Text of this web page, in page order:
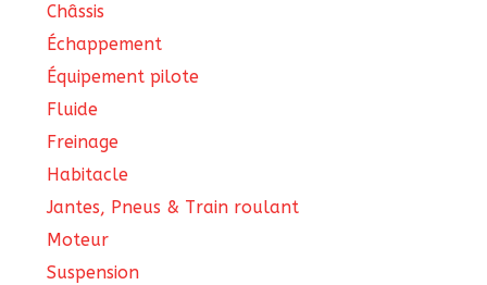
Châssis
Échappement
Équipement pilote
Fluide
Freinage
Habitacle
Jantes, Pneus & Train roulant
Moteur
Suspension